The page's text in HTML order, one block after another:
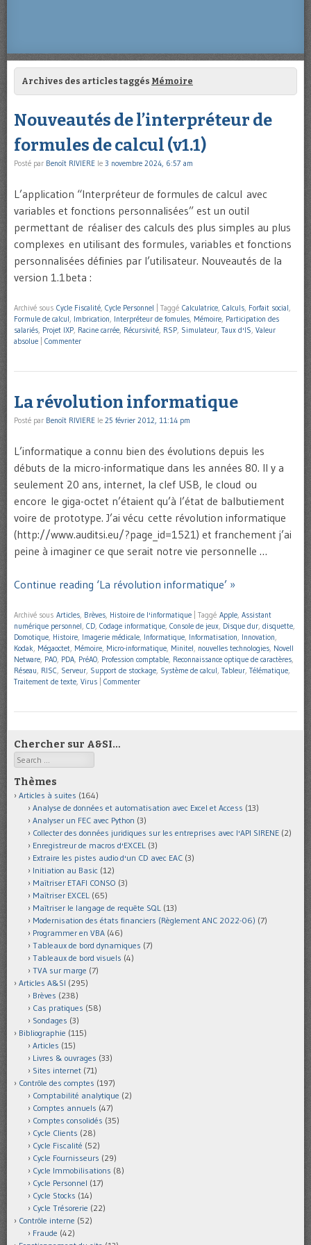
Archives des articles taggés Mémoire
Nouveautés de l’interpréteur de
formules de calcul (v1.1)
Posté par Benoît RIVIERE le 3 novembre 2024, 6:57 am
L’application “Interpréteur de formules de calcul avec
variables et fonctions personnalisées” est un outil
permettant de réaliser des calculs des plus simples au plus
complexes en utilisant des formules, variables et fonctions
personnalisées définies par l’utilisateur. Nouveautés de la
version 1.1beta :
Archivé sous Cycle Fiscalité, Cycle Personnel Taggé Calculatrice, Calculs, Forfait social,
Formule de calcul, Imbrication, Interpréteur de fomules, Mémoire, Participation des
salariés, Projet IXP, Racine carrée, Récursivité, RSP, Simulateur, Taux d'IS, Valeur
absolue
Commenter
La révolution informatique
Posté par Benoît RIVIERE le 25 février 2012, 11:14 pm
L’informatique a connu bien des évolutions depuis les
débuts de la micro-informatique dans les années 80. Il y a
seulement 20 ans, internet, la clef USB, le cloud ou
encore le giga-octet n’étaient qu’à l’état de balbutiement
voire de prototype. J’ai vécu cette révolution informatique
(http://www.auditsi.eu/?page_id=1521) et franchement j’ai
peine à imaginer ce que serait notre vie personnelle …
Continue reading ‘La révolution informatique’ »
Archivé sous Articles, Brèves, Histoire de l'informatique Taggé Apple, Assistant
numérique personnel, CD, Codage informatique, Console de jeux, Disque dur, disquette,
Domotique, Histoire, Imagerie médicale, Informatique, Informatisation, Innovation,
Kodak, Mégaoctet, Mémoire, Micro-informatique, Minitel, nouvelles technologies, Novell
Netware, PAO, PDA, PréAO, Profession comptable, Reconnaissance optique de caractères,
Réseau, RISC, Serveur, Support de stockage, Système de calcul, Tableur, Télématique,
Traitement de texte, Virus Commenter
Chercher sur A&SI…
Search
Thèmes
Articles à suites (164)
Analyse de données et automatisation avec Excel et Access (13)
Analyser un FEC avec Python (3)
Collecter des données juridiques sur les entreprises avec l'API SIRENE (2)
Enregistreur de macros d'EXCEL (3)
Extraire les pistes audio d'un CD avec EAC (3)
Initiation au Basic (12)
Maîtriser ETAFI CONSO (3)
Maîtriser EXCEL (65)
Maîtriser le langage de requête SQL (13)
Modernisation des états financiers (Règlement ANC 2022-06) (7)
Programmer en VBA (46)
Tableaux de bord dynamiques (7)
Tableaux de bord visuels (4)
TVA sur marge (7)
Articles A&SI (295)
Brèves (238)
Cas pratiques (58)
Sondages (3)
Bibliographie (115)
Articles (15)
Livres & ouvrages (33)
Sites internet (71)
Contrôle des comptes (197)
Comptabilité analytique (2)
Comptes annuels (47)
Comptes consolidés (35)
Cycle Clients (28)
Cycle Fiscalité (52)
Cycle Fournisseurs (29)
Cycle Immobilisations (8)
Cycle Personnel (17)
Cycle Stocks (14)
Cycle Trésorerie (22)
Contrôle interne (52)
Fraude (42)